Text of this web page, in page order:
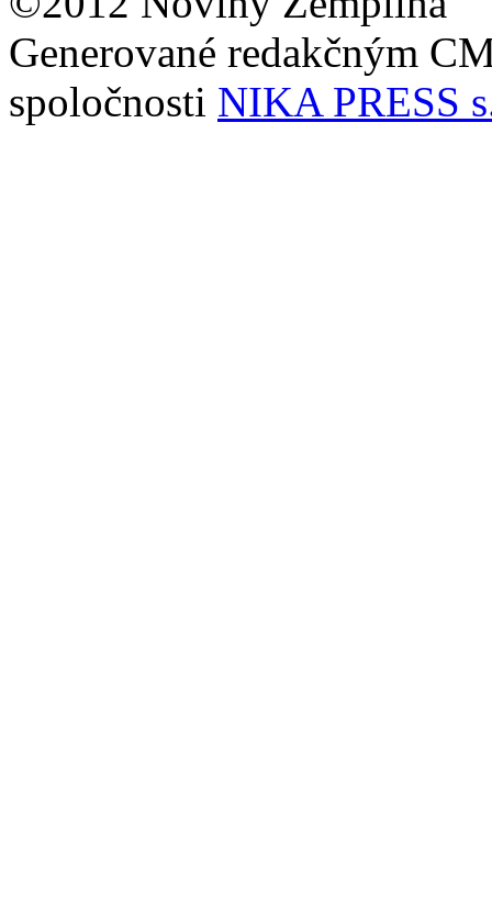
Generované redakčným
spoločnosti NIKA PRESS